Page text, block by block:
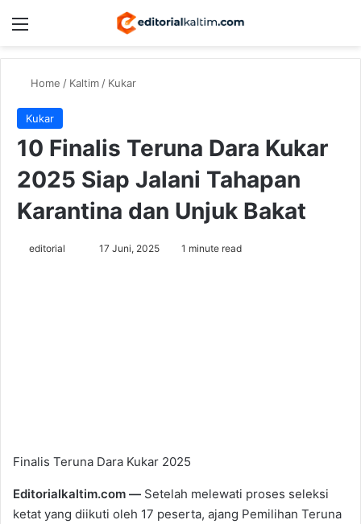
Menu
Home / Kaltim/ Kukar
Kukar
10 Finalis Teruna Dara Kukar
2025 Siap Jalani Tahapan
Karantina dan Unjuk Bakat
editorial
Send17 Juni, 2025 1 minute read
Finalis Teruna Dara Kukar 2025
Editorialkaltim.com — Setelah melewati proses seleksi
ketat yang diikuti oleh 17 peserta, ajang Pemilihan Teruna